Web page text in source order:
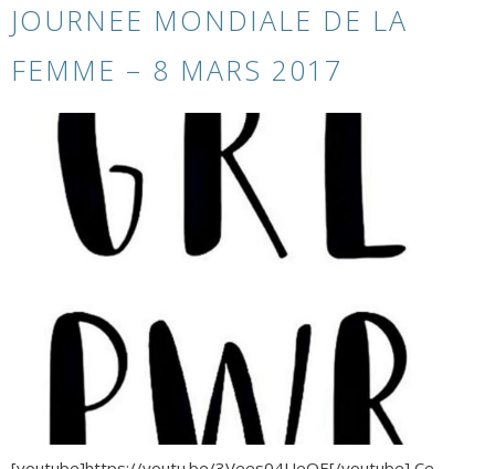
JOURNEE MONDIALE DE LA
FEMME – 8 MARS 2017